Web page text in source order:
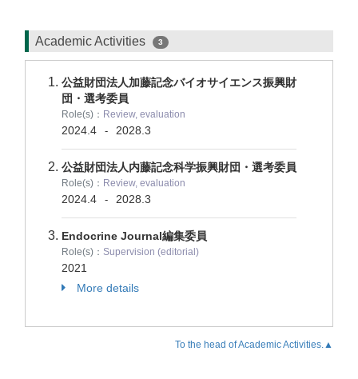
Academic Activities 3
公益財団法人加藤記念バイオサイエンス振興財
団・選考委員
Role(s)： Review, evaluation
2024.4 - 2028.3
公益財団法人内藤記念科学振興財団・選考委員
Role(s)： Review, evaluation
2024.4 - 2028.3
Endocrine Journal編集委員
Role(s)： Supervision (editorial)
2021
More details
To the head of Academic Activities.▲